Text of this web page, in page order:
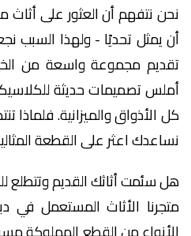
نحن نتفهم أن العثور على
أن يمثل تحديًا - ولهذا السبب
تقديم مجموعة واسعة من
أملس تصميمات حديثة
كل الأذواق والميزانية. فلماذا
نساعدك اعثر على القطعة
هل سئمت أثاثك القديم وتتطلع
متجرنا الأثاث المستعمل في